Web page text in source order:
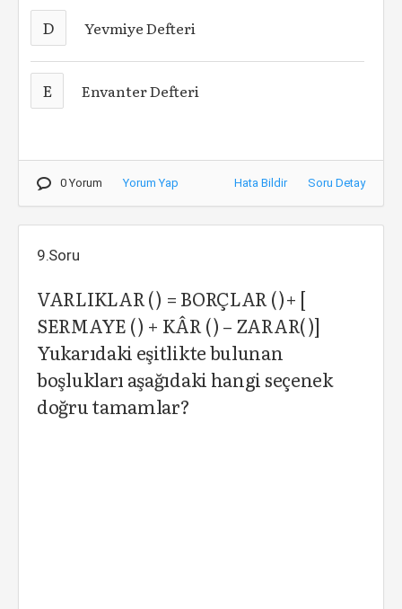
D Yevmiye Defteri
E Envanter Defteri
0 Yorum Yorum Yap Hata Bildir Soru Detay
9.Soru
VARLIKLAR ( ) = BORÇLAR ( )+ [
SERMAYE ( ) + KÂR ( ) – ZARAR( )]
Yukarıdaki eşitlikte bulunan
boşlukları aşağıdaki hangi seçenek
doğru tamamlar?